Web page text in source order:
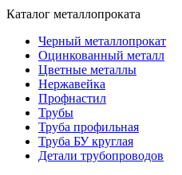
Каталог металлопроката
Черный металлопрокат
Оцинкованный металл
Цветные металлы
Нержавейка
Профнастил
Трубы
Труба профильная
Труба БУ круглая
Детали трубопроводов